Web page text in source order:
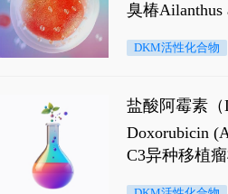
臭椿
是全长
DKM活性化合物
盐酸阿霉素
Doxorubicin
C3异种移植